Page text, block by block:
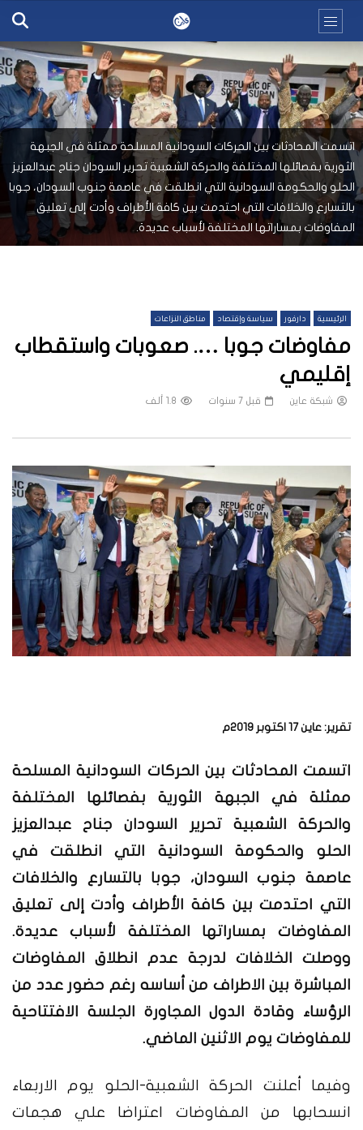
اتسمت المحادثات بين الحركات السودانية المسلحة ممثلة في الجبهة
الثورية بفصائلها المختلفة والحركة الشعبية تحرير السودان جناح عبدالعزيز
الحلو والحكومة السودانية التي انطلقت في عاصمة جنوب السودان، جوبا
بالتسارع والخلافات التي احتدمت بين كافة الأطراف وأدت إلى تعليق
المفاوضات بمساراتها المختلفة لأسباب عديدة.
الرئيسية دارفور سياسة وإقتصاد مناطق النزاعات
مفاوضات جوبا …. صعوبات واستقطاب
إقليمي
شبكة عاين قبل 7 سنوات 1.8 ألف
تقرير: عاين 17 اكتوبر 2019م
اتسمت المحادثات بين الحركات السودانية المسلحة
ممثلة في الجبهة الثورية بفصائلها المختلفة
والحركة الشعبية تحرير السودان جناح عبدالعزيز
الحلو والحكومة السودانية التي انطلقت في
عاصمة جنوب السودان، جوبا بالتسارع والخلافات
التي احتدمت بين كافة الأطراف وأدت إلى تعليق
المفاوضات بمساراتها المختلفة لأسباب عديدة.
ووصلت الخلافات لدرجة عدم انطلاق المفاوضات
المباشرة بين الاطراف من أساسه رغم حضور عدد من
الرؤساء وقادة الدول المجاورة الجلسة الافتتاحية
للمفاوضات يوم الاثنين الماضي.
وفيما أعلنت الحركة الشعبية-الحلو يوم الاربعاء
انسحابها من المفاوضات اعتراضا علي هجمات